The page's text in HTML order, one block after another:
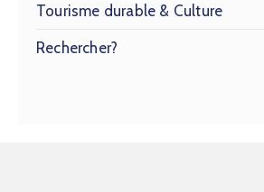
Tourisme durable & Culture
Rechercher?